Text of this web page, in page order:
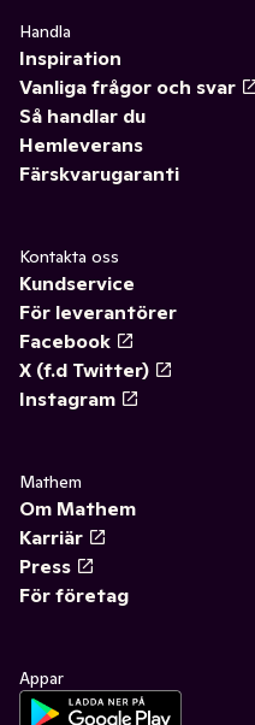
Handla
Inspiration
Vanliga frågor och svar
Så handlar du
Hemleverans
Färskvarugaranti
Kontakta oss
Kundservice
För leverantörer
Facebook
X (f.d Twitter)
Instagram
Mathem
Om Mathem
Karriär
Press
För företag
Appar